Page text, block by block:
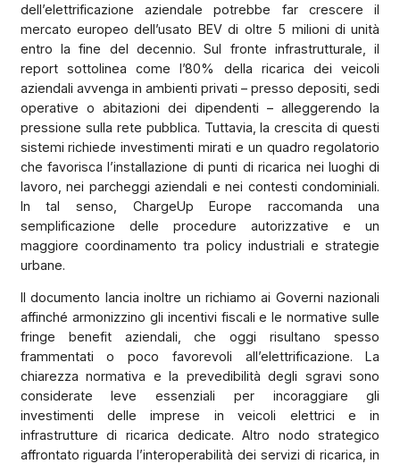
dell’elettrificazione aziendale potrebbe far crescere il
mercato europeo dell’usato BEV di oltre 5 milioni di unità
entro la fine del decennio. Sul fronte infrastrutturale, il
report sottolinea come l’80% della ricarica dei veicoli
aziendali avvenga in ambienti privati – presso depositi, sedi
operative o abitazioni dei dipendenti – alleggerendo la
pressione sulla rete pubblica. Tuttavia, la crescita di questi
sistemi richiede investimenti mirati e un quadro regolatorio
che favorisca l’installazione di punti di ricarica nei luoghi di
lavoro, nei parcheggi aziendali e nei contesti condominiali.
In tal senso, ChargeUp Europe raccomanda una
semplificazione delle procedure autorizzative e un
maggiore coordinamento tra policy industriali e strategie
urbane.
Il documento lancia inoltre un richiamo ai Governi nazionali
affinché armonizzino gli incentivi fiscali e le normative sulle
fringe benefit aziendali, che oggi risultano spesso
frammentati o poco favorevoli all’elettrificazione. La
chiarezza normativa e la prevedibilità degli sgravi sono
considerate leve essenziali per incoraggiare gli
investimenti delle imprese in veicoli elettrici e in
infrastrutture di ricarica dedicate. Altro nodo strategico
affrontato riguarda l’interoperabilità dei servizi di ricarica, in